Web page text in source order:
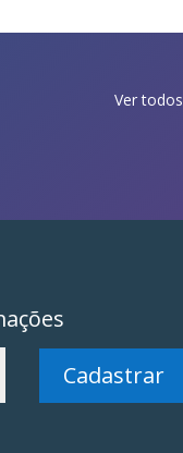
Ver todos
Cadastrar